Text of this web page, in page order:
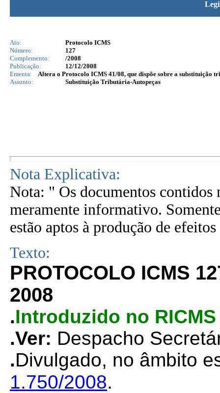
Ato:
Protocolo ICMS
Número:
127
Complemento:
/2008
Publicação:
12/12/2008
Ementa:
Altera o Protocolo ICMS 41/08, que dispõe sobre a substituição
Assunto:
Substituição Tributária-Autopeças
Nota Explicativa:
Nota: " Os documentos contidos
meramente informativo.
estão aptos à produção de
Texto:
PROTOCOLO ICMS
2008
.Introduzido no
.Ver: Despacho
.Divulgado, no âmbito
1.750/2008.